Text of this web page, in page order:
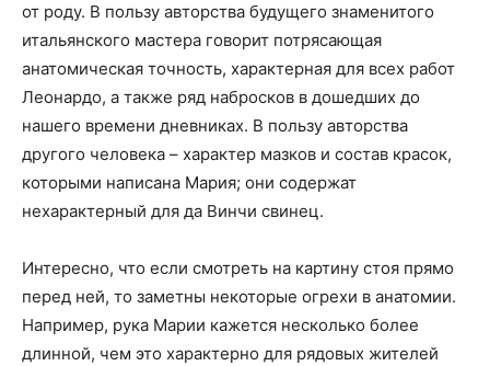
от роду. В пользу авторства будущего знаменитого
итальянского мастера говорит потрясающая
анатомическая точность, характерная для всех работ
Леонардо, а также ряд набросков в дошедших до
нашего времени дневниках. В пользу авторства
другого человека – характер мазков и состав красок,
которыми написана Мария; они содержат
нехарактерный для да Винчи свинец.
Интересно, что если смотреть на картину стоя прямо
перед ней, то заметны некоторые огрехи в анатомии.
Например, рука Марии кажется несколько более
длинной, чем это характерно для рядовых жителей